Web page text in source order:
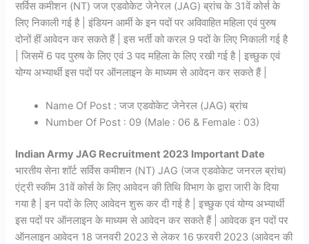
सर्विस कमीशन (NT) जज एडवोकेट जेनेरल (JAG) ब्रांच के 31वें कोर्स के
लिए निकाली गई है | इंडियन आर्मी के इन पदों पर अविवाहित महिला एवं पुरुष
दोनों हीं आवेदन कर सकते हैं | इस भर्ती को करल 9 पदों के लिए निकाली गई है
| जिसमें 6 पद पुरुष के लिए एवं 3 पद महिला के लिए रखी गई है | इच्छुक एवं
योग्य अभ्यार्थी इस पदों पर ऑनलाइन के माध्यम से आवेदन कर सकते हैं |
Name Of Post : जज एडवोकेट जेनेरल (JAG) ब्रांच
Number Of Post : 09 (Male : 06 & Female : 03)
Indian Army JAG Recruitment 2023 Important Date
भारतीय सेना शॉर्ट सर्विस कमीशन (NT) JAG (जज एडवोकेट जनरल ब्रांच)
एंट्री स्कीम 31वें कोर्स के लिए आवेदन की तिथि विभाग के द्वारा जारी के दिया
गया है | इन पदों के लिए आवेदन शुरू कर दी गई है | इच्छुक एवं योग्य अभ्यार्थी
इस पदों पर ऑनलाइन के माध्यम से आवेदन कर सकते हैं | आवेदक इन पदों पर
ऑनलाइन आवेदन 18 जनवरी 2023 से लेकर 16 फ़रवरी 2023 (आवेदन की